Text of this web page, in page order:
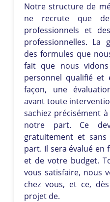
Notre structure de
ne recrute que
professionnels et
professionnelles. La
des formules que
fait que nous
personnel qualifié et
façon, une
avant toute
sachiez précisément
notre part. Ce
gratuitement et
part. Il sera évalué en
et de votre budget.
vous satisfaire, nous
chez vous, et ce,
projet de.